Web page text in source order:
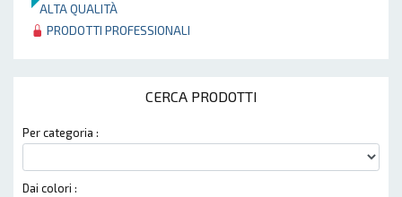
ALTA QUALITÀ
PRODOTTI PROFESSIONALI
CERCA PRODOTTI
Per categoria :
Dai colori :